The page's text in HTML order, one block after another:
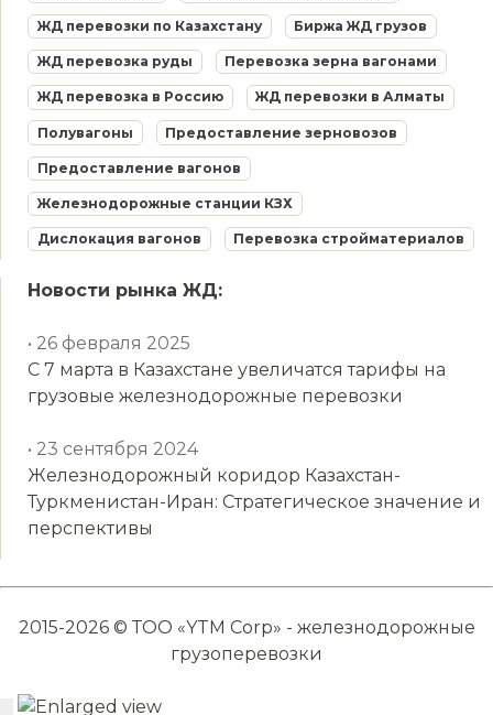
ЖД перевозки по Казахстану Биржа ЖД грузов
ЖД перевозка руды Перевозка зерна вагонами
ЖД перевозка в Россию ЖД перевозки в Алматы
Полувагоны Предоставление зерновозов
Предоставление вагонов
Железнодорожные станции КЗХ
Дислокация вагонов Перевозка стройматериалов
Новости рынка ЖД:
• 26 февраля 2025
С 7 марта в Казахстане увеличатся тарифы на
грузовые железнодорожные перевозки
• 23 сентября 2024
Железнодорожный коридор Казахстан-
Туркменистан-Иран: Стратегическое значение и
перспективы
2015-2026 © ТОО «YTM Corp» - железнодорожные
грузоперевозки